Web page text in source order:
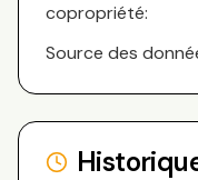
copropriété:
Source des